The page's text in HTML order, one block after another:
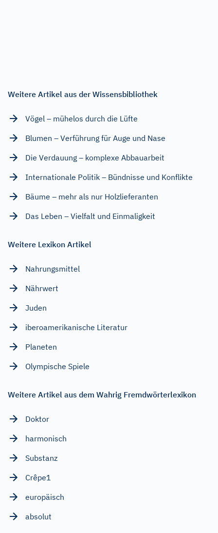
Weitere Artikel aus der Wissensbibliothek
Vögel – mühelos durch die Lüfte
Blumen – Verführung für Auge und Nase
Die Verdauung – komplexe Abbauarbeit
Internationale Politik – Bündnisse und Konflikte
Bäume – mehr als nur Holzlieferanten
Das Leben – Vielfalt und Einmaligkeit
Weitere Lexikon Artikel
Nahrungsmittel
Nährwert
Juden
iberoamerikanische Literatur
Planeten
Olympische Spiele
Weitere Artikel aus dem Wahrig Fremdwörterlexikon
Doktor
harmonisch
Substanz
Crêpe1
europäisch
absolut